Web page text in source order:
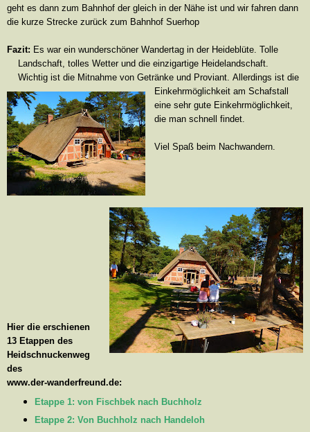
geht es dann zum Bahnhof der gleich in der Nähe ist und wir fahren dann
die kurze Strecke zurück zum Bahnhof Suerhop
Fazit: Es war ein wunderschöner Wandertag in der Heideblüte. Tolle
Landschaft, tolles Wetter und die einzigartige Heidelandschaft.
Wichtig ist die Mitnahme von Getränke und Proviant. Allerdings ist die
Einkehrmöglichkeit am Schafstall
eine sehr gute Einkehrmöglichkeit,
die man schnell findet.
Viel Spaß beim Nachwandern.
Hier die erschienen
13 Etappen des
Heidschnuckenweg
des
www.der-wanderfreund.de:
Etappe 1: von Fischbek nach Buchholz
Etappe 2: Von Buchholz nach Handeloh